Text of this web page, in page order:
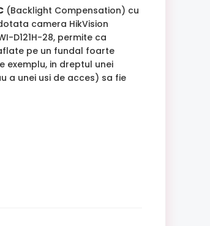
(Backlight Compensation) cu
camera HikVision
D121H-28, permite ca
pe un fundal foarte
exemplu, in dreptul unei
a unei usi de acces) sa fie